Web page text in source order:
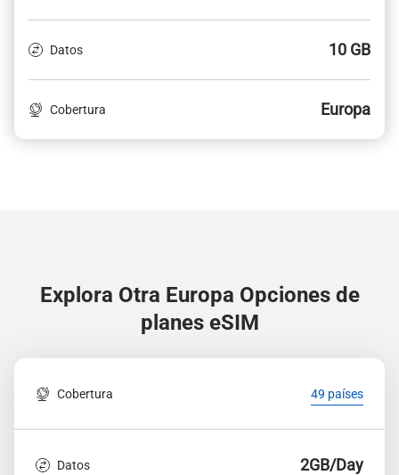
Datos 10 GB
Cobertura Europa
Explora Otra Europa Opciones de
planes eSIM
Cobertura 49 países
Datos 2GB/Day